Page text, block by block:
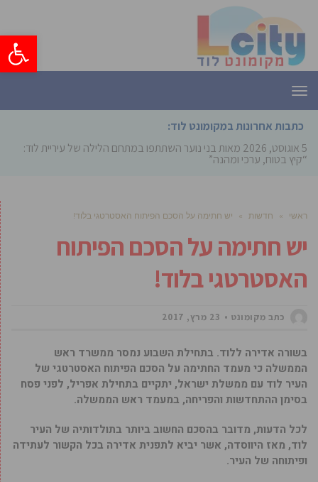
פתח
תפריט
כתבות אחרונות במקומונט לוד:
5 אוגוסט, 2026
מאות בני נוער השתתפו במתחם הלילה של עיריית לוד:
“קיץ בטוח, ערכי ומהנה”
ראשי » חדשות » יש חתימה על הסכם הפיתוח האסטרטגי בלוד!
יש חתימה על הסכם הפיתוח
האסטרטגי בלוד!
כתב מקומונט 23 מרץ, 2017
בשורה אדירה ללוד. בתחילת השבוע נמסר ממשרד ראש
הממשלה כי מעמד החתימה על הסכם הפיתוח האסטרטגי של
העיר לוד עם ממשלת ישראל, יתקיים בתחילת אפריל, לפני פסח
בסימן ההתחדשות והפריחה, במעמד ראש הממשלה.
לכל הדעות, מדובר בהסכם החשוב ביותר בתולדותיה של העיר
לוד, מאז היווסדה, אשר יביא לתפנית אדירה בכל הקשור לעתידה
ופיתוחה של העיר.